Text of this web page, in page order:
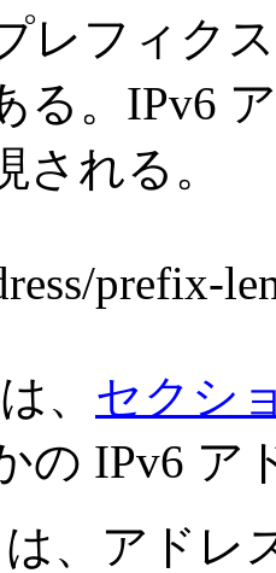
レフィク
る。IPv6
される。
prefix-
、 セクシ
の IPv6 ア
は、アド